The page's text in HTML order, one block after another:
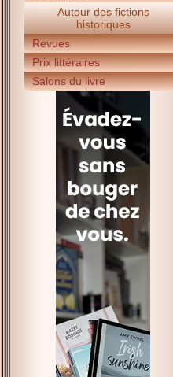
Autour des fictions
historiques
Revues
Prix littéraires
Salons du livre